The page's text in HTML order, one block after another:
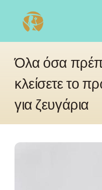
content
Όλα όσα
κλείσετε το
για ζευγάρια